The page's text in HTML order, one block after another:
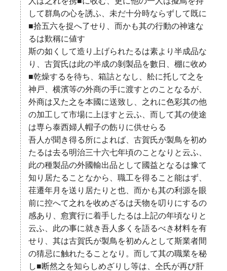
して群鳥の心を誘ふ、未だ十分時ならずして既に
■拾五六を捉へ了せり、而かも其の行動の神速な
るは歎稱に値す
斯の如くして造り上げられたるは素より半成品な
り、古賀氏は此の半成の剝製品を數日、棚に收め
■乾燥するを待ち、箱詰となし、舩に托して之を
神戸、横濱等の外商の手に渡すとのことなるが、
外商は又た之を本國に送致し、之れに色彩其の他
の加工して市場に上ほすと云ふ、而して其の使途
は専ら泰西婦人帽子の飭りに供せらる
吾人が聞き得る所によれば、古賀氏が製鳥を初め
たるは去る明治三十六七年頃のことなりと云ふ、
此の種製品の外國輸出品として國益となるは豫て
知り居たることなから、職工を得ること能はず、
荏遷年月を送り居たりと也、而かも其の利源を眼
前に控へて之れを收めざるは天物を叨りにするの
感あり、愈實行に着手したるは上記の年頃なりと
云ふ、此の事に就き吾人多くを語るべき材料を有
せり、其は古賀氏が製鳥を初めんとして斯業者間
の猜忌に触れたることなり。而して其の職業を秘
し■断然之を知らしめざりし等は、仝氏が再び肝